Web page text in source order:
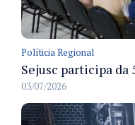
Políticia Regional
03/07/2026